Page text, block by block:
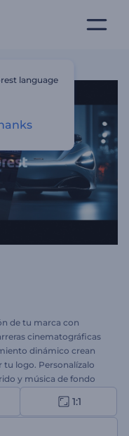
de tu marca con
cinematográficas
dinámico crean
tu logo. Personalízalo
y música de fondo
para contenido de
y presentaciones
corra con estilo!
1:1
language